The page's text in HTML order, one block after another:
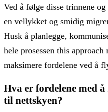
Ved å følge disse trinnene
en vellykket og smidig
Husk å planlegge,
hele prosessen this
maksimere fordelene ved å
Hva er fordelene med
til nettskyen?